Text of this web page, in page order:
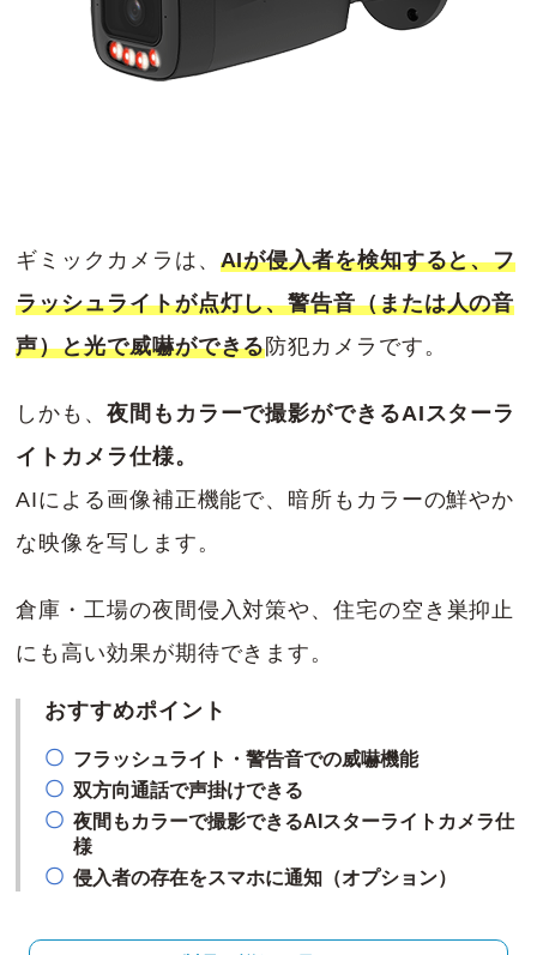
ギミックカメラは、 AIが侵入者を検知すると、フ
ラッシュライトが点灯し、警告音（または人の音
声）と光で威嚇ができる防犯カメラです。
しかも、夜間もカラーで撮影ができるAIスターラ
イトカメラ仕様。
AIによる画像補正機能で、暗所もカラーの鮮やか
な映像を写します。
倉庫・工場の夜間侵入対策や、住宅の空き巣抑止
にも高い効果が期待できます。
おすすめポイント
フラッシュライト・警告音での威嚇機能
双方向通話で声掛けできる
夜間もカラーで撮影できるAIスターライトカメラ仕
様
侵入者の存在をスマホに通知（オプション）